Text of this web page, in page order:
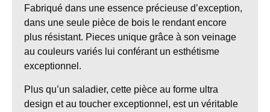
Fabriqué dans une essence précieuse d’exception,
dans une seule pièce de bois le rendant encore
plus résistant. Pieces unique grâce à son veinage
au couleurs variés lui conférant un esthétisme
exceptionnel.
Plus qu’un saladier, cette pièce au forme ultra
design et au toucher exceptionnel, est un véritable